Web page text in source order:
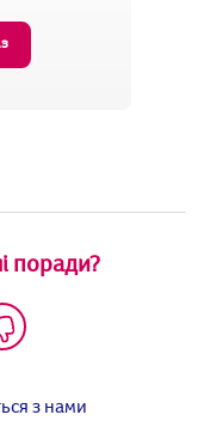
поради?
з нами